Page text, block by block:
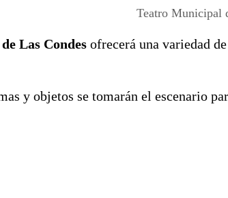
Teatro Municipal
Las Condes ofrecerá una variedad
y objetos se tomarán el escenario